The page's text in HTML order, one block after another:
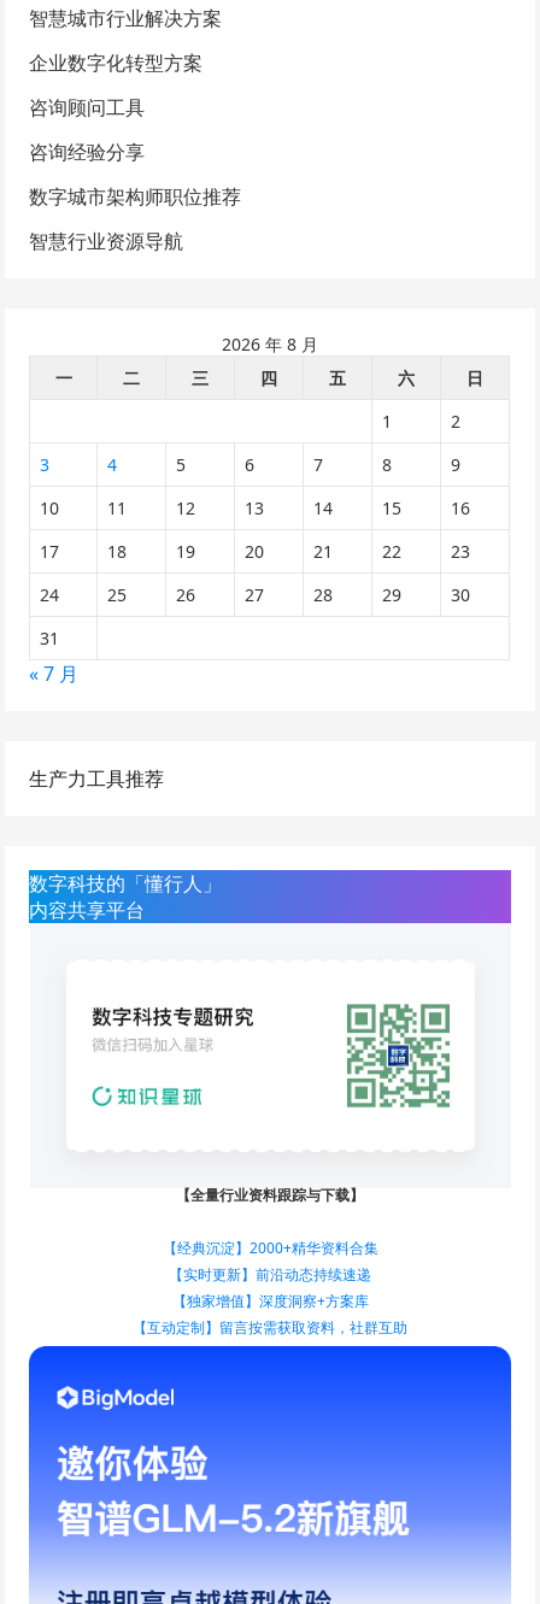
智慧城市行业解决方案
企业数字化转型方案
咨询顾问工具
咨询经验分享
数字城市架构师职位推荐
智慧行业资源导航
2026 年 8 月
一
二 三 四 五 六
日
1
2
3
4 5 6 7 8
9
10
11 12 13 14 15
16
17
18 19 20 21 22
23
24
25 26 27 28 29
30
31
« 7 月
生产力工具推荐
数字科技的「懂行人」
内容共享平台
【全量行业资料跟踪与下载】
【经典沉淀】2000+精华资料合集
【实时更新】前沿动态持续速递
【独家增值】深度洞察+方案库
【互动定制】留言按需获取资料，社群互助